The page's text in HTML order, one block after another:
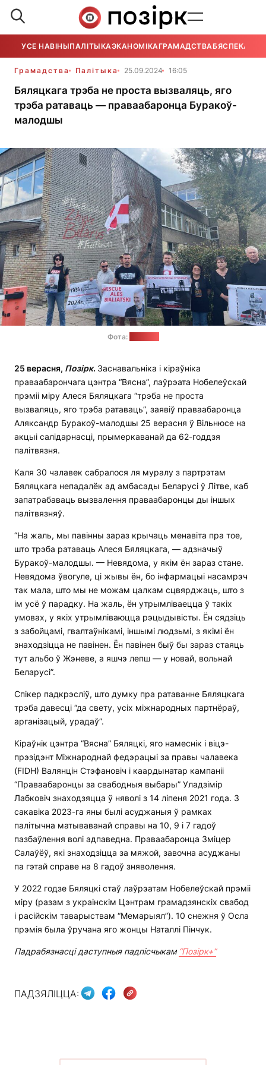
УСЕ НАВІНЫПАЛІТЫКАЭКАНОМІКАГРАМАДСТВАБЯСПЕКА
Грамадства Палітыка 25.09.2024 16:05
Бяляцкага трэба не проста вызваляць, яго
трэба ратаваць — праваабаронца Буракоў-
малодшы
Фота:
25 верасня, Позірк. Заснавальніка і кіраўніка
праваабарончага цэнтра “Вясна”, лаўрэата Нобелеўскай
прэміі міру Алеся Бяляцкага “трэба не проста
вызваляць, яго трэба ратаваць”, заявіў праваабаронца
Аляксандр Буракоў-малодшы 25 верасня ў Вільнюсе на
акцыі салідарнасці, прымеркаванай да 62-годдзя
палітвязня.
Каля 30 чалавек сабралося ля муралу з партрэтам
Бяляцкага непадалёк ад амбасады Беларусі ў Літве, каб
запатрабаваць вызвалення праваабаронцы ды іншых
палітвязняў.
“На жаль, мы павінны зараз крычаць менавіта пра тое,
што трэба ратаваць Алеся Бяляцкага, — адзначыў
Буракоў-малодшы. — Невядома, у якім ён зараз стане.
Невядома ўвогуле, ці жывы ён, бо інфармацыі насамрэч
так мала, што мы не можам цалкам сцвярджаць, што з
ім усё ў парадку. На жаль, ён утрымліваецца ў такіх
умовах, у якіх утрымліваюцца рэцыдывісты. Ён сядзіць
з забойцамі, гвалтаўнікамі, іншымі людзьмі, з якімі ён
знаходзіцца не павінен. Ён павінен быў бы зараз стаяць
тут альбо ў Жэневе, а яшчэ лепш — у новай, вольнай
Беларусі”.
Спікер падкрэсліў, што думку пра ратаванне Бяляцкага
трэба давесці “да свету, усіх міжнародных партнёраў,
арганізацый, урадаў”.
Кіраўнік цэнтра “Вясна” Бяляцкі, яго намеснік і віцэ-
прэзідэнт Міжнароднай федэрацыі за правы чалавека
(FIDH) Валянцін Стэфановіч і каардынатар кампаніі
“Праваабаронцы за свабодныя выбары” Уладзімір
Лабковіч знаходзяцца ў няволі з 14 ліпеня 2021 года. 3
сакавіка 2023-га яны былі асуджаныя ў рамках
палітычна матываванай справы на 10, 9 і 7 гадоў
пазбаўлення волі адпаведна. Праваабаронца Зміцер
Салаўёў, які знаходзіцца за мяжой, завочна асуджаны
па гэтай справе на 8 гадоў зняволення.
У 2022 годзе Бяляцкі стаў лаўрэатам Нобелеўскай прэміі
міру (разам з украінскім Цэнтрам грамадзянскіх свабод
і расійскім таварыствам “Мемарыял”). 10 снежня ў Осла
прэмія была ўручана яго жонцы Наталлі Пінчук.
Падрабязнасці даступныя падпісчыкам “Позірк+”
ПАДЗЯЛІЦЦА: